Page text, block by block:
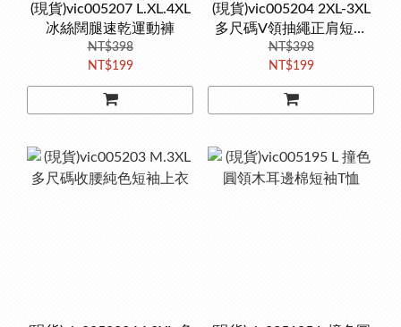
(現貨)vic005207 L.XL.4XL
冰絲闊腿速乾運動褲
NT$398
NT$199
(現貨)vic005204 2XL-3XL
多尺碼V領抽繩正肩短袖
襯衫
NT$398
NT$199